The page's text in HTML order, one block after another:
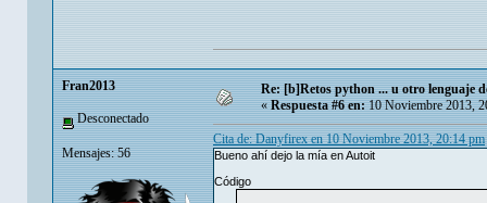
Fran2013
Desconectado
Mensajes: 56
Re: [b]Retos python ... u otro lenguaje
«Respuesta #6 en:10 Noviembre 2013,
Cita de: Danyfirex en 10 Noviembre 2013, 20:14 pm
Bueno ahí dejo la mía en Autoit
Código